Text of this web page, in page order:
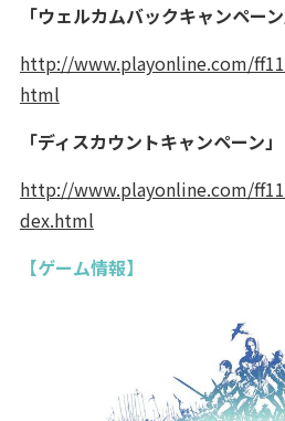
「ウェルカムバックキャンペーン
http://www.playonline.com/
html
「ディスカウントキャンペーン」
http://www.playonline.com/
dex.html
【ゲーム情報】